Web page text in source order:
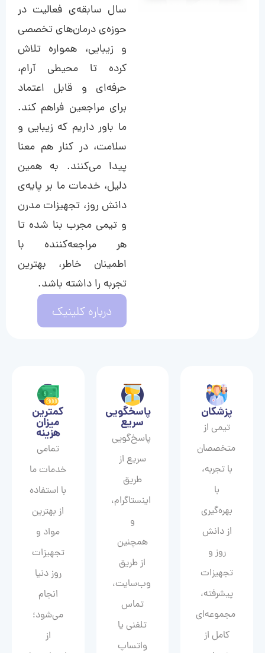
سال سابقه‌ی فعالیت در
حوزه‌ی درمان‌های تخصصی
و زیبایی، همواره تلاش
کرده تا محیطی آرام،
حرفه‌ای و قابل اعتماد
برای مراجعین فراهم کند.
ما باور داریم که زیبایی و
سلامت، در کنار هم معنا
پیدا می‌کنند. به همین
دلیل، خدمات ما بر پایه‌ی
دانش روز، تجهیزات مدرن
و تیمی مجرب بنا شده تا
هر مراجعه‌کننده با
اطمینان خاطر، بهترین
تجربه را داشته باشد.
درباره کلینیک
پزشکان
تیمی از
متخصصان
با تجربه،
با
بهره‌گیری
از دانش
روز و
تجهیزات
پیشرفته،
مجموعه‌ای
کامل از
پاسخگویی
سریع
پاسخ‌گویی
سریع از
طریق
اینستاگرام،
و
همچنین
از طریق
وب‌سایت،
تماس
تلفنی یا
واتساپ
کمترین
میزان
هزینه
تمامی
خدمات ما
با استفاده
از بهترین
مواد و
تجهیزات
روز دنیا
انجام
می‌شود؛
از